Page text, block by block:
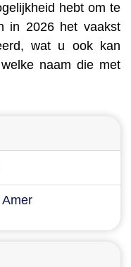
hebt om te
in 2026 het vaakst
wat u ook kan
naam die met